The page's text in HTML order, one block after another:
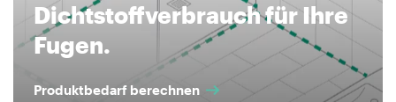
Dichtstoffverbrauch für Ihre
Fugen.
Produktbedarf berechnen